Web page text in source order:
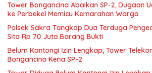
Tower Bongancina Abaikan SP-2, Dugaan
ke Perbekel Memicu Kemarahan Warga
Polsek Sakra Tangkap Dua Terduga
Sita Rp 70 Juta Barang Bukti
Belum Kantongi Izin Lengkap, Tower
Bongancina Kena SP-2